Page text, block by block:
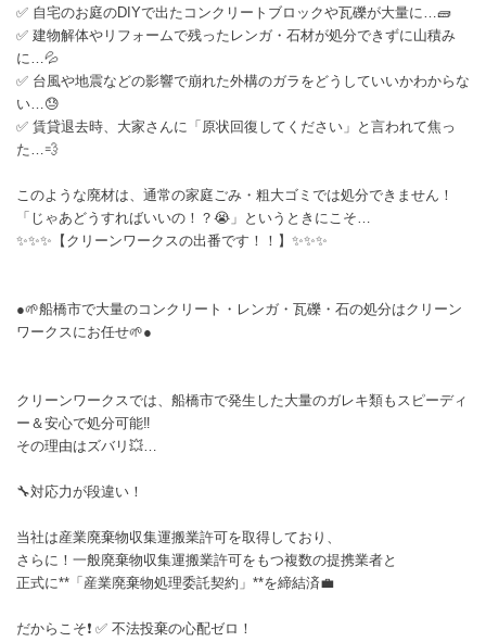
✅ 自宅のお庭のDIYで出たコンクリートブロックや瓦礫が大量に…🧱
✅ 建物解体やリフォームで残ったレンガ・石材が処分できずに山積み
に…💦
✅ 台風や地震などの影響で崩れた外構のガラをどうしていいかわからな
い…😓
✅ 賃貸退去時、大家さんに「原状回復してください」と言われて焦っ
た…💨
このような廃材は、通常の家庭ごみ・粗大ゴミでは処分できません！
「じゃあどうすればいいの！？😭」というときにこそ…
✨✨✨【クリーンワークスの出番です！！】✨✨✨
●🌱船橋市で大量のコンクリート・レンガ・瓦礫・石の処分はクリーン
ワークスにお任せ🌱●
クリーンワークスでは、船橋市で発生した大量のガレキ類もスピーディ
ー＆安心で処分可能‼️
その理由はズバリ💥…
🔧対応力が段違い！
当社は産業廃棄物収集運搬業許可を取得しており、
さらに！一般廃棄物収集運搬業許可をもつ複数の提携業者と
正式に**「産業廃棄物処理委託契約」**を締結済💼
だからこそ❗ ✅ 不法投棄の心配ゼロ！